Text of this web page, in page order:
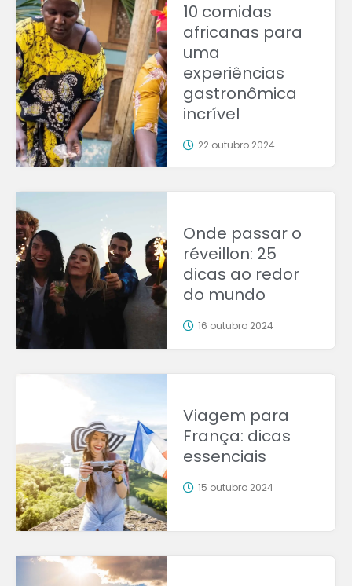
10 comidas
africanas para
uma
experiências
gastronômica
incrível
22 outubro 2024
Onde passar o
réveillon: 25
dicas ao redor
do mundo
16 outubro 2024
Viagem para
França: dicas
essenciais
15 outubro 2024